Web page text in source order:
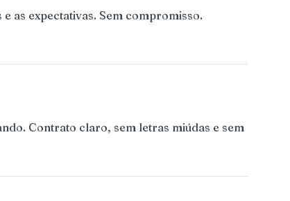
as expectativas. Sem compromisso.
Contrato claro, sem letras miúdas e sem